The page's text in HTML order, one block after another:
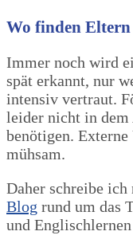
Wo finden
Immer noch wird
spät erkannt, nur
intensiv vertraut.
leider nicht in dem
benötigen.
mühsam.
Daher schreibe
Blog rund um das
und